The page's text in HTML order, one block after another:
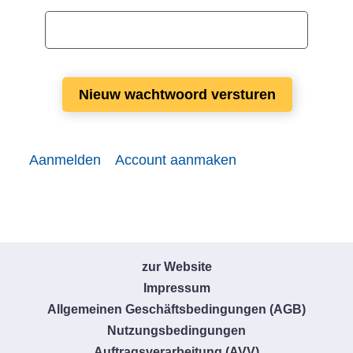
Vereist
Nieuw wachtwoord versturen
Aanmelden Account aanmaken
zur Website
Impressum
Allgemeinen Geschäftsbedingungen (AGB)
Nutzungsbedingungen